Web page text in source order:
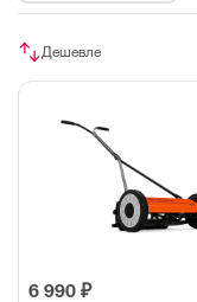
Дешевле
6 990 ₽